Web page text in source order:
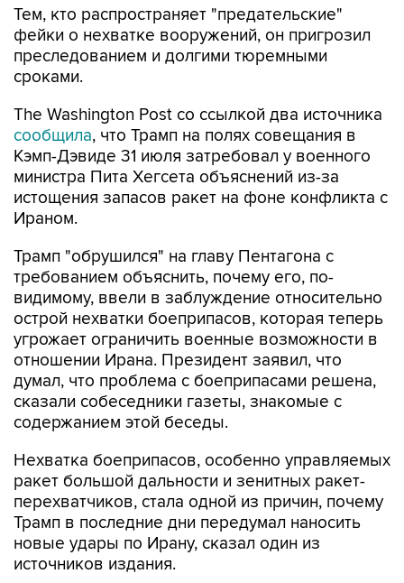
Тем, кто распространяет "предательские"
фейки о нехватке вооружений, он пригрозил
преследованием и долгими тюремными
сроками.
The Washington Post со ссылкой два источника
сообщила, что Трамп на полях совещания в
Кэмп-Дэвиде 31 июля затребовал у военного
министра Пита Хегсета объяснений из-за
истощения запасов ракет на фоне конфликта с
Ираном.
Трамп "обрушился" на главу Пентагона с
требованием объяснить, почему его, по-
видимому, ввели в заблуждение относительно
острой нехватки боеприпасов, которая теперь
угрожает ограничить военные возможности в
отношении Ирана. Президент заявил, что
думал, что проблема с боеприпасами решена,
сказали собеседники газеты, знакомые с
содержанием этой беседы.
Нехватка боеприпасов, особенно управляемых
ракет большой дальности и зенитных ракет-
перехватчиков, стала одной из причин, почему
Трамп в последние дни передумал наносить
новые удары по Ирану, сказал один из
источников издания.